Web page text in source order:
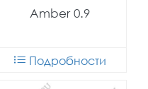
Amber 0.9
Подробности